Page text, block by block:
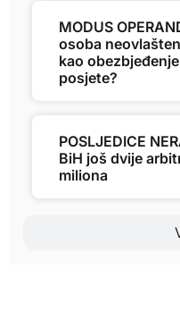
MODUS
osoba
kao
posjete?
POSLJEDICE
BiH još dvije
miliona